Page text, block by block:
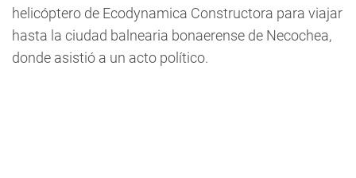
helicóptero de Ecodynamica Constructora para viajar
hasta la ciudad balnearia bonaerense de Necochea,
donde asistió a un acto político.